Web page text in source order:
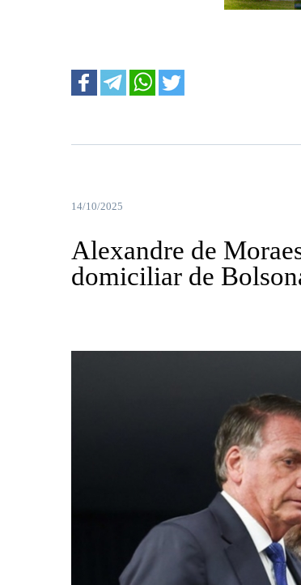
14/10/2025
Alexandre de
domiciliar de